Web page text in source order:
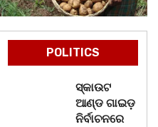
POLITICS
ସ୍କାଉଟ
ଆଣ୍ଡ ଗାଇଡ଼
ନିର୍ବାଚନରେ